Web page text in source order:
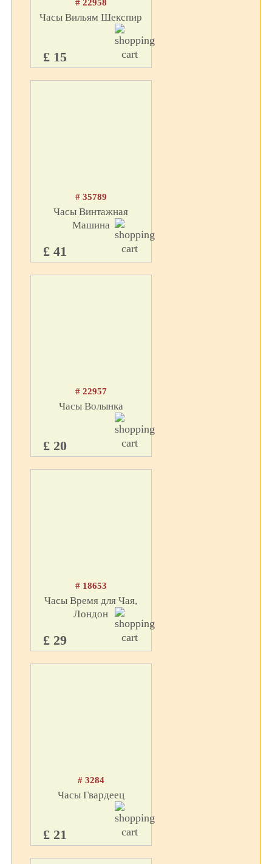
# 22958
Часы Вильям Шекспир
£ 15
# 35789
Часы Винтажная
Машина
£ 41
# 22957
Часы Волынка
£ 20
# 18653
Часы Время для Чая,
Лондон
£ 29
# 3284
Часы Гвардеец
£ 21